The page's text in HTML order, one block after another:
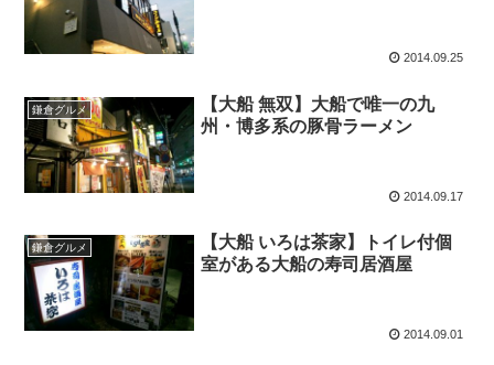
2014.09.25
鎌倉グルメ
【大船 無双】大船で唯一の九
州・博多系の豚骨ラーメン
2014.09.17
鎌倉グルメ
【大船 いろは茶家】トイレ付個
室がある大船の寿司居酒屋
2014.09.01